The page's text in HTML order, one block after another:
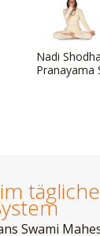
Nadi
Pranayama
Swami